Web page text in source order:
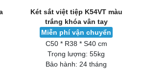
Két sắt việt tiệp K54VT màu
trắng khóa vân tay
Miễn phí vận chuyển
C50 * R38 * S40 cm
Trọng lượng: 55kg
Bảo hành: 24 tháng